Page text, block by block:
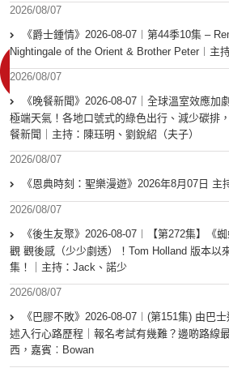
2026/08/07
《爵士鍾情》2026-08-07︱第44季10集 –
Nightingale of the Orient & Brother Peter︱主
2026/08/07
《晚餐新聞》2026-08-07｜全球溫室效應加
極端天氣！各地口號式的綠色出行、減少碳排
餐新聞｜主持：陳珏明、劉銳紹（夫子）
2026/08/07
《恩典時刻：聖樂漫遊》2026年8月07日 主
2026/08/07
《後生友聚》2026-08-07︱【第272集】《
觀 觀後感（少少劇透）！Tom Holland 版本以
集！｜主持：Jack、諾少
2026/08/07
《巴膠不敗》2026-08-07︱(第151集) 由巴
述入行心路歷程｜報名考試有幾難？邊啲路線
西，嘉賓︰Bowan